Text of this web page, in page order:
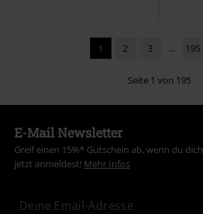
1 2 3 ... 195
Seite 1 von 195
E-Mail Newsletter
Greif einen 15%* Gutschein ab, wenn du dich
jetzt anmeldest! Mehr Infos